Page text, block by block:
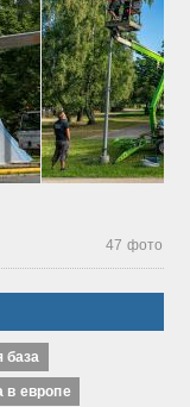
47 фото
база
в европе